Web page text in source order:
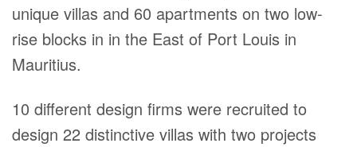
unique villas and 60 apartments on two low-
rise blocks in in the East of Port Louis in
Mauritius.
10 different design firms were recruited to
design 22 distinctive villas with two projects